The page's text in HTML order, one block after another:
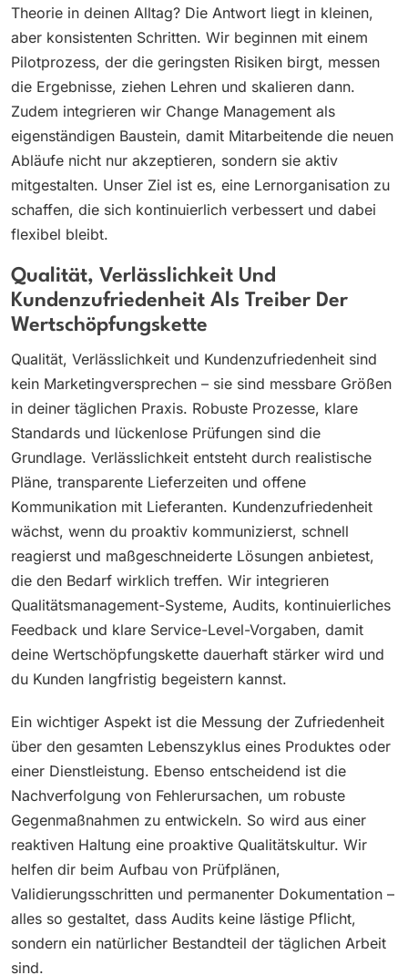
Theorie in deinen Alltag? Die Antwort liegt in kleinen,
aber konsistenten Schritten. Wir beginnen mit einem
Pilotprozess, der die geringsten Risiken birgt, messen
die Ergebnisse, ziehen Lehren und skalieren dann.
Zudem integrieren wir Change Management als
eigenständigen Baustein, damit Mitarbeitende die neuen
Abläufe nicht nur akzeptieren, sondern sie aktiv
mitgestalten. Unser Ziel ist es, eine Lernorganisation zu
schaffen, die sich kontinuierlich verbessert und dabei
flexibel bleibt.
Qualität, Verlässlichkeit Und
Kundenzufriedenheit Als Treiber Der
Wertschöpfungskette
Qualität, Verlässlichkeit und Kundenzufriedenheit sind
kein Marketingversprechen – sie sind messbare Größen
in deiner täglichen Praxis. Robuste Prozesse, klare
Standards und lückenlose Prüfungen sind die
Grundlage. Verlässlichkeit entsteht durch realistische
Pläne, transparente Lieferzeiten und offene
Kommunikation mit Lieferanten. Kundenzufriedenheit
wächst, wenn du proaktiv kommunizierst, schnell
reagierst und maßgeschneiderte Lösungen anbietest,
die den Bedarf wirklich treffen. Wir integrieren
Qualitätsmanagement-Systeme, Audits, kontinuierliches
Feedback und klare Service-Level-Vorgaben, damit
deine Wertschöpfungskette dauerhaft stärker wird und
du Kunden langfristig begeistern kannst.
Ein wichtiger Aspekt ist die Messung der Zufriedenheit
über den gesamten Lebenszyklus eines Produktes oder
einer Dienstleistung. Ebenso entscheidend ist die
Nachverfolgung von Fehlerursachen, um robuste
Gegenmaßnahmen zu entwickeln. So wird aus einer
reaktiven Haltung eine proaktive Qualitätskultur. Wir
helfen dir beim Aufbau von Prüfplänen,
Validierungsschritten und permanenter Dokumentation –
alles so gestaltet, dass Audits keine lästige Pflicht,
sondern ein natürlicher Bestandteil der täglichen Arbeit
sind.